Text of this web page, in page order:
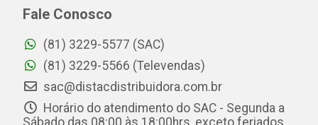
Fale Conosco
(81) 3229-5577 (SAC)
(81) 3229-5566 (Televendas)
sac@distacdistribuidora.com.br
Horário do atendimento do SAC - Segunda a
Sábado das 08:00 às 18:00hrs, exceto feriados